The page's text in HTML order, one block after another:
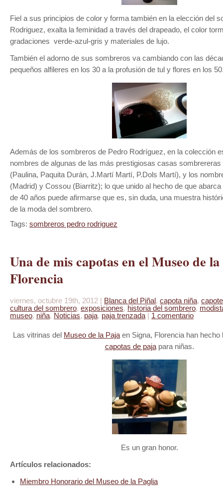
Fiel a sus principios de color y forma también en la elección del
Rodriguez, exalta la feminidad a través del drapeado, el color
gradaciones verde-azul-gris y materiales de lujo.
También el adorno de sus sombreros va cambiando con las
pequeños alfileres en los 30 a la profusión de tul y flores en los
Además de los sombreros de Pedro Rodríguez, en la colección
nombres de algunas de las más prestigiosas casas sombrereras
(Paulina, Paquita Durán, J.Martí Martí, P.Dols Martí), y los
(Madrid) y Cossou (Biarritz); lo que unido al hecho de que
de 40 años puede afirmarse que es, sin duda, una muestra
de la moda del sombrero.
Tags: sombreros pedro rodriguez
Una de mis capotas en el Museo de
Florencia
viernes, octubre 19th, 2012 | Blanca del Piñal, capota niña,
cultura del sombrero, exposiciones, historia del sombrero,
museo, niña, Noticias, paja, paja trenzada | 1 comentario
Las vitrinas del Museo de la Paja en Signa, Florencia han
capotas de pajapara niñas.
Es un gran honor.
Artículos relacionados:
Miembro Honorario del Museo de la Paglia